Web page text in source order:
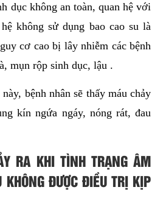
dục không an toàn, quan hệ với
không sử dụng bao cao su là
cơ cao bị lây nhiễm các bệnh
mụn rộp sinh dục, lậu .
bệnh nhân sẽ thấy máu chảy
kín ngứa ngáy, nóng rát, đau
RA KHI TÌNH TRẠNG ÂM
ĐƯỢC ĐIỀU TRỊ KỊP